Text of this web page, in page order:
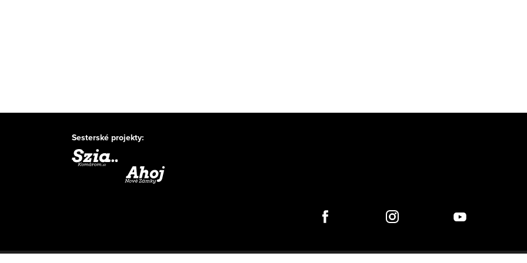
Sesterské projekty: